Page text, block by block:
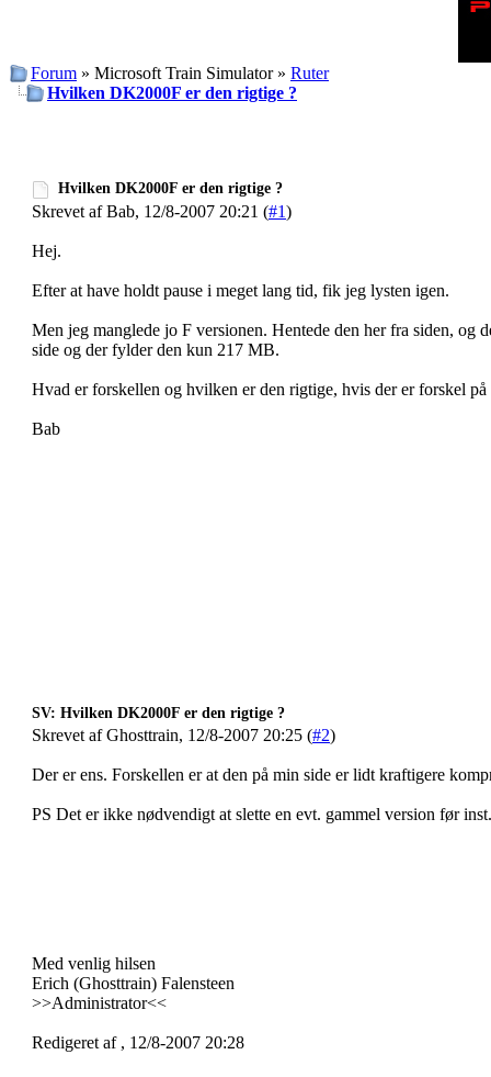
Forum » Microsoft Train Simulator » Ruter
Hvilken DK2000F er den rigtige ?
Hvilken DK2000F er den rigtige ?
Skrevet af Bab, 12/8-2007 20:21 (#1)
Hej.
Efter at have holdt pause i meget lang tid, fik jeg lysten igen.
Men jeg manglede jo F versionen. Hentede den her fra siden, og
side og der fylder den kun 217 MB.
Hvad er forskellen og hvilken er den rigtige, hvis der er forskel på
Bab
SV: Hvilken DK2000F er den rigtige ?
Skrevet af Ghosttrain, 12/8-2007 20:25 (#2)
Der er ens. Forskellen er at den på min side er lidt kraftigere
PS Det er ikke nødvendigt at slette en evt. gammel version før
Med venlig hilsen
Erich (Ghosttrain) Falensteen
>>Administrator<<
Redigeret af , 12/8-2007 20:28